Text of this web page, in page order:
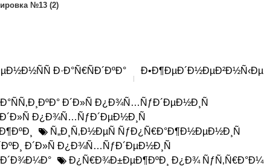
№13 (2)
Ð·Ð°Ñ€ÑÐ´ÐºÐ°
Ð•Ð¶ÐµÐ´Ð½ÐµÐ²Ð½Ñ‹Ðµ
Ð´Ð»Ñ Ð¿Ð¾Ñ…ÑƒÐ´ÐµÐ½Ð¸Ñ
Ð´Ð»Ñ Ð¿Ð¾Ñ…ÑƒÐ´ÐµÐ½Ð¸Ñ
Ñ„Ð¸Ñ‚Ð½ÐµÑ ÑƒÐ¿Ñ€Ð°Ð¶Ð½ÐµÐ½Ð¸Ñ
Ð´Ð»Ñ Ð¿Ð¾Ñ…ÑƒÐ´ÐµÐ½Ð¸Ñ
Ð´Ð¾Ð¼Ð°
Ð¿Ñ€Ð¾Ð±ÐµÐ¶ÐºÐ¸ Ð¿Ð¾ ÑƒÑ‚Ñ€Ð°Ð¼